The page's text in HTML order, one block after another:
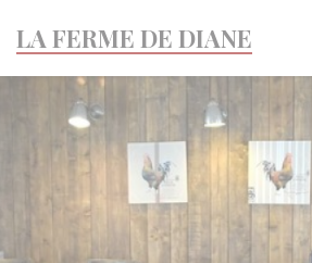
LA FERME DE DIANE